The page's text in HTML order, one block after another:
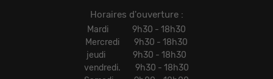
Horaires d'ouverture :
Mardi 9h30 - 18h30
Mercredi 9h30 - 18h30
jeudi 9h30 - 18h30
vendredi. 9h30 - 18h30